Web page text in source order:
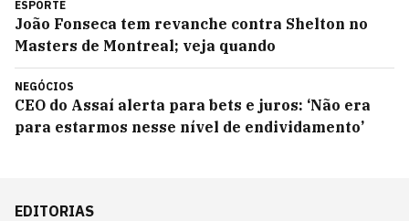
ESPORTE
João Fonseca tem revanche contra Shelton no
Masters de Montreal; veja quando
NEGÓCIOS
CEO do Assaí alerta para bets e juros: ‘Não era
para estarmos nesse nível de endividamento’
EDITORIAS